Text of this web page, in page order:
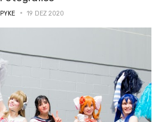
PYKE 19 DEZ 2020